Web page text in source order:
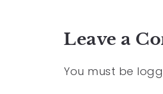
Leave a
You must be